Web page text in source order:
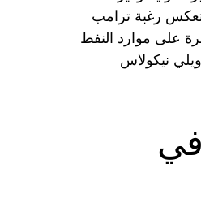
تعكس رغبة ترامب
على موارد النفط
نيكولاس
في